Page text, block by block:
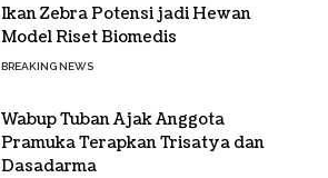
Ikan Zebra Potensi jadi Hewan
Model Riset Biomedis
BREAKING NEWS
Wabup Tuban Ajak Anggota
Pramuka Terapkan Trisatya dan
Dasadarma